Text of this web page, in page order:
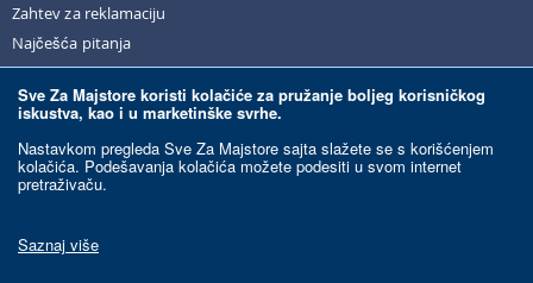
Sve Za Majstore koristi kolačiće za pružanje boljeg korisničkog
iskustva, kao i u marketinške svrhe.
Nastavkom pregleda Sve Za Majstore sajta slažete se s korišćenjem
kolačića. Podešavanja kolačića možete podesiti u svom internet
pretraživaču.
Saznaj više
Zahtev za reklamaciju
Najčešća pitanja
Razvoj sajta:
Uslovi korišćenja
© Sve Za Majstore. 2026. Sva prava zadržana.